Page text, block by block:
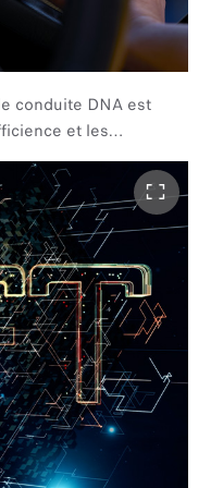
conduite DNA est
et les
de conduite. Le
pour une
une puissance
de la direction pour
Le modeNATURAL
performances et
conduite quotidienne.
électrique et la
pour offrir une
Le modeADVANCED
énergétique et
ultime. En mode «
entièrement à